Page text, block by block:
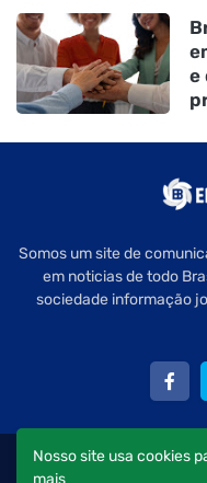
e
Somos um site de
em noticias de todo
sociedade informação
Copyright © 2022
Nosso site usa cookies
mais